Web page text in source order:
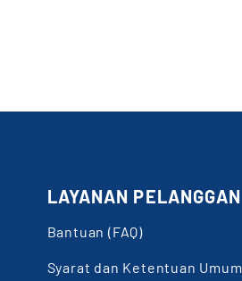
LAYANAN PELANGGAN
Bantuan (FAQ)
Syarat dan Ketentuan Umum